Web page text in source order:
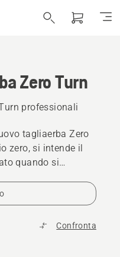
Zero Turn
professionali
tagliaerba Zero
zero, si intende il
quando si
iniziare la striscia
Turn sono eccellenti
in tutti i tipi di
e affidabili.
Confronta